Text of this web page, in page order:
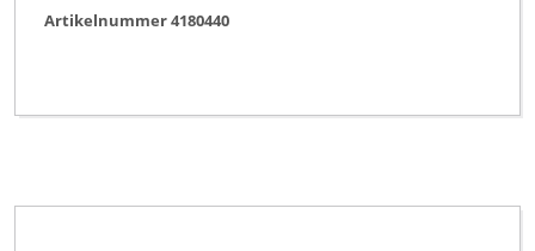
Artikelnummer 4180440